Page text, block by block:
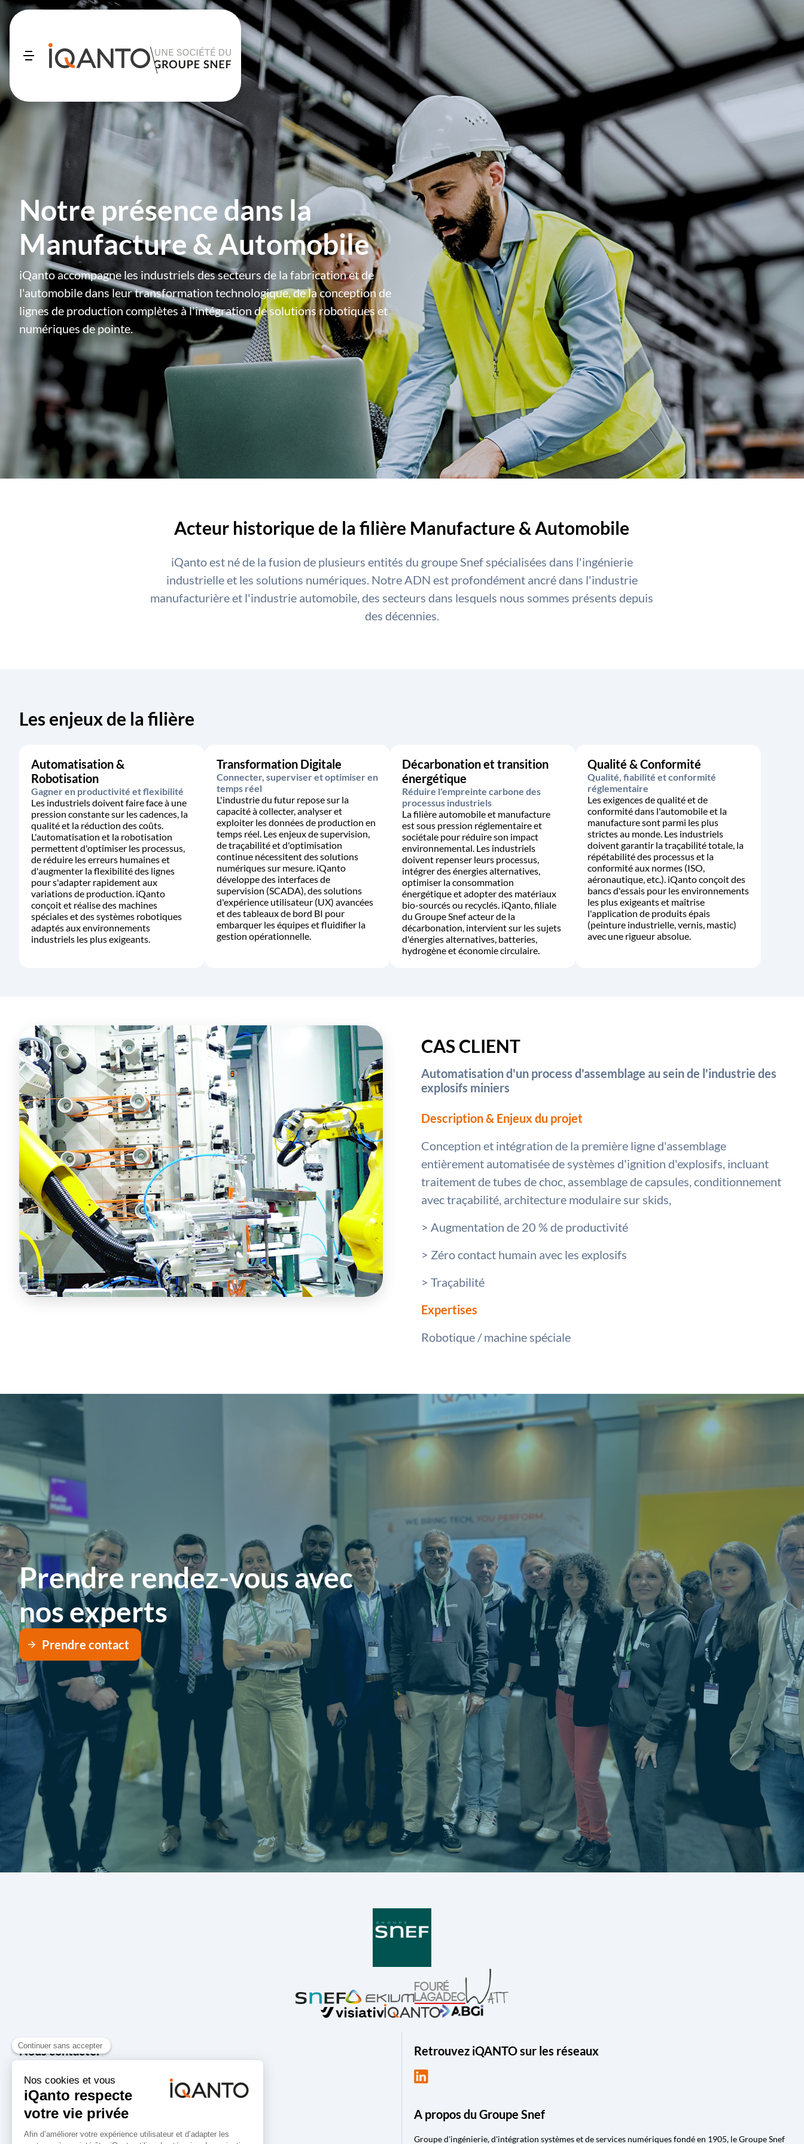
Notre présence dans la
Manufacture & Automobile
iQanto accompagne les industriels des secteurs de la fabrication et de
l'automobile dans leur transformation technologique, de la conception de
lignes de production complètes à l'intégration de solutions robotiques et
numériques de pointe.
Acteur historique de la filière Manufacture & Automobile
iQanto est né de la fusion de plusieurs entités du groupe Snef spécialisées dans l'ingénierie
industrielle et les solutions numériques. Notre ADN est profondément ancré dans l'industrie
manufacturière et l'industrie automobile, des secteurs dans lesquels nous sommes présents depuis
des décennies.
Les enjeux de la filière
Automatisation &
Robotisation
Gagner en productivité et flexibilité
Les industriels doivent faire face à une
pression constante sur les cadences, la
qualité et la réduction des coûts.
L'automatisation et la robotisation
permettent d'optimiser les processus,
de réduire les erreurs humaines et
d'augmenter la flexibilité des lignes
pour s'adapter rapidement aux
variations de production. iQanto
conçoit et réalise des machines
spéciales et des systèmes robotiques
adaptés aux environnements
industriels les plus exigeants.
Transformation Digitale
Connecter, superviser et optimiser en
temps réel
L'industrie du futur repose sur la
capacité à collecter, analyser et
exploiter les données de production en
temps réel. Les enjeux de supervision,
de traçabilité et d'optimisation
continue nécessitent des solutions
numériques sur mesure. iQanto
développe des interfaces de
supervision (SCADA), des solutions
d'expérience utilisateur (UX) avancées
et des tableaux de bord BI pour
embarquer les équipes et fluidifier la
gestion opérationnelle.
Décarbonation et transition
énergétique
Réduire l'empreinte carbone des
processus industriels
La filière automobile et manufacture
est sous pression réglementaire et
sociétale pour réduire son impact
environnemental. Les industriels
doivent repenser leurs processus,
intégrer des énergies alternatives,
optimiser la consommation
énergétique et adopter des matériaux
bio-sourcés ou recyclés. iQanto, filiale
du Groupe Snef acteur de la
décarbonation, intervient sur les sujets
d'énergies alternatives, batteries,
hydrogène et économie circulaire.
Qualité & Conformité
Qualité, fiabilité et conformité
réglementaire
Les exigences de qualité et de
conformité dans l'automobile et la
manufacture sont parmi les plus
strictes au monde. Les industriels
doivent garantir la traçabilité totale, la
répétabilité des processus et la
conformité aux normes (ISO,
aéronautique, etc.). iQanto conçoit des
bancs d'essais pour les environnements
les plus exigeants et maîtrise
l'application de produits épais
(peinture industrielle, vernis, mastic)
avec une rigueur absolue.
CAS CLIENT
Automatisation d'un process d'assemblage au sein de l'industrie des
explosifs miniers
Description & Enjeux du projet
Conception et intégration de la première ligne d'assemblage
entièrement automatisée de systèmes d'ignition d'explosifs, incluant
traitement de tubes de choc, assemblage de capsules, conditionnement
avec traçabilité, architecture modulaire sur skids,
> Augmentation de 20 % de productivité
> Zéro contact humain avec les explosifs
> Traçabilité
Expertises
Robotique / machine spéciale
Prendre rendez-vous avec
nos experts
arrow_forward Prendre contact
Nous contacter
87 Avenue Ibrahim Ali
MARSEILLE
France
Nous contacter
Retrouvez iQANTO sur les réseaux
A propos du Groupe Snef
Groupe d'ingénierie, d'intégration systèmes et de services numériques fondé en 1905, le Groupe Snef